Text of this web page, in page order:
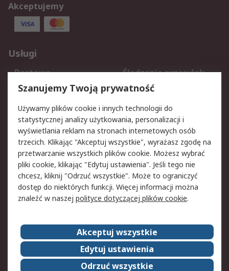
Akceptujemy
Usługi
Dostawa
Śledzenie przesyłek
Reklamacje i zwroty
Rejestracja
Aspekty prawne
Bezpieczeństwo e-
maila
Polityka dotycząca
plików cookie
Polityka prywatności
Użytkowanie witryny
Zastrzeżenia prawne
Warunki Sprzedaży
Kontakt
O firmie RS
RS na świecie
Kariera
Nagrody dla RS
Szanujemy Twoją prywatność
Używamy plików cookie i innych technologii do
statystycznej analizy użytkowania, personalizacji i
wyświetlania reklam na stronach internetowych osób
trzecich. Klikając "Akceptuj wszystkie", wyrażasz zgodę na
przetwarzanie wszystkich plików cookie. Możesz wybrać
pliki cookie, klikając "Edytuj ustawienia". Jeśli tego nie
chcesz, kliknij "Odrzuć wszystkie". Może to ograniczyć
dostęp do niektórych funkcji. Więcej informacji można
znaleźć w naszej polityce dotyczącej plików cookie.
Akceptuj wszystkie
Edytuj ustawienia
Odrzuć wszystkie